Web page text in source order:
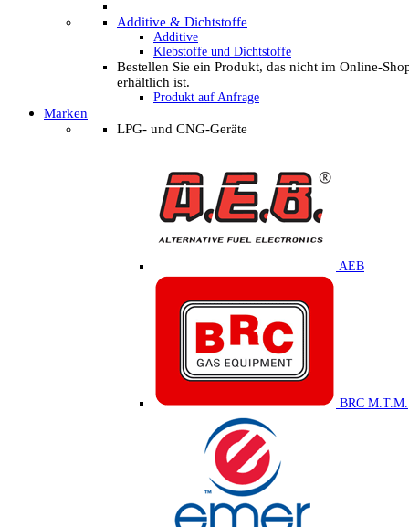
Additive & Dichtstoffe
Additive
Klebstoffe und Dichtstoffe
Bestellen Sie ein Produkt, das nicht im Online-
erhältlich ist.
Produkt auf Anfrage
Marken
LPG- und CNG-Geräte
AEB
BRC M.T.M.